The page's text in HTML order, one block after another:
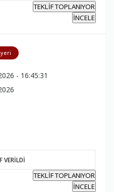
TEKLİF TOPLANIYOR
İNCELE
- 16:45:31
VERİLDİ
TEKLİF TOPLANIYOR
İNCELE